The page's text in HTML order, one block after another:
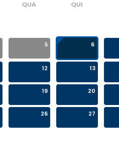
QUA QUI
5 6
12 13
19 20
26 27